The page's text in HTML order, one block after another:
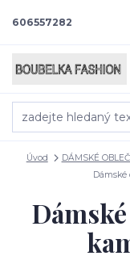
606557282
Úvod DÁMSKÉ